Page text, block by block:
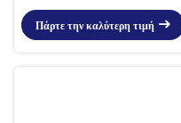
προστασία IP67
Πάρτε την καλύτερη τιμή